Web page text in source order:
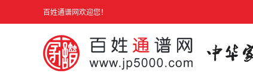
百姓通谱网欢迎您！